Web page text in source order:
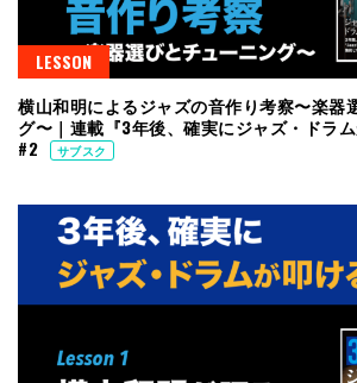
LESSON
横山和明によるジャズの音作り考察〜楽器
グ〜｜連載『3年後、確実にジャズ・ドラム
#2
サブスク